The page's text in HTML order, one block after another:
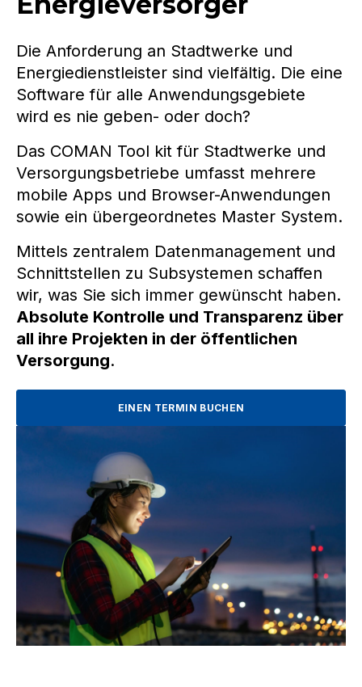
Die Anforderung an Stadtwerke und
Energiedienstleister sind vielfältig. Die eine
Software für alle Anwendungsgebiete
wird es nie geben- oder doch?
Das COMAN Tool kit für Stadtwerke und
Versorgungsbetriebe umfasst mehrere
mobile Apps und Browser-Anwendungen
sowie ein übergeordnetes Master System.
Mittels zentralem Datenmanagement und
Schnittstellen zu Subsystemen schaffen
wir, was Sie sich immer gewünscht haben.
Absolute Kontrolle und Transparenz über
all ihre Projekten in der öffentlichen
Versorgung.
EINEN TERMIN BUCHEN